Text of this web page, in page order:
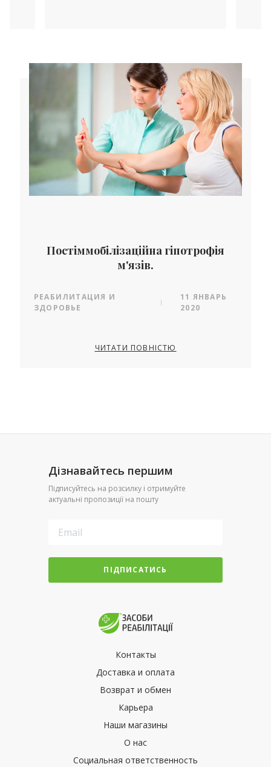
Постіммобілізаційна гіпотрофія
м'язів.
РЕАБИЛИТАЦИЯ И
ЗДОРОВЬЕ
11 ЯНВАРЬ
2020
ЧИТАТИ ПОВНІСТЮ
Дізнавайтесь першим
Підписуйтесь на розсилку і отримуйте
актуальні пропозиції на пошту
ПІДПИСАТИСЬ
Контакты
Доставка и оплата
Возврат и обмен
Карьера
Наши магазины
О нас
Социальная ответственность